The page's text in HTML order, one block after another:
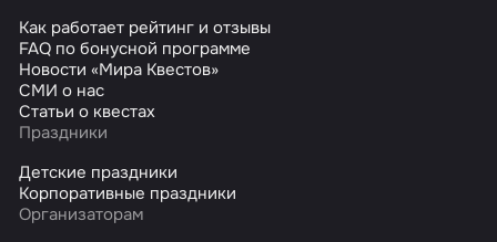
Как работает рейтинг и отзывы
FAQ по бонусной программе
Новости «Мира Квестов»
СМИ о нас
Статьи о квестах
Праздники
Детские праздники
Корпоративные праздники
Организаторам